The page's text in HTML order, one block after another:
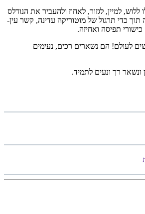
ללוש, למיין, לגזור, לאחוז ולהעביר את הנודלס
תוך כדי תרגול של מוטוריקה עדינה, קשר עין-
כישורי תפיסה ואחיזה.
לעולם! הם נשארים רכים, נעימים
ונשאר רך ונעים לתמיד.